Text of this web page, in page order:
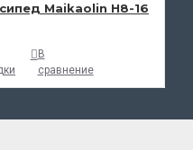
Maikaolin H8-16
В
сравнение